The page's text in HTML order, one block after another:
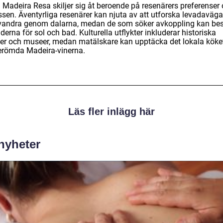
Madeira Resa skiljer sig åt beroende på resenärers preferenser
Äventyrliga resenärer kan njuta av att utforska
genom dalarna, medan de som söker avkoppling kan
för sol och bad. Kulturella utflykter inkluderar historiska
och museer, medan matälskare kan upptäcka det lokala
Madeira-vinerna.
Läs fler inlägg här